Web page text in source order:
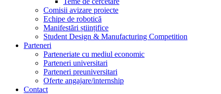
Comisii avizare proiecte
Echipe de robotică
Manifestări științifice
Student Design & Manufacturing Competition
Parteneri
Parteneriate cu mediul economic
Parteneri universitari
Parteneri preuniversitari
Oferte angajare/internship
Contact